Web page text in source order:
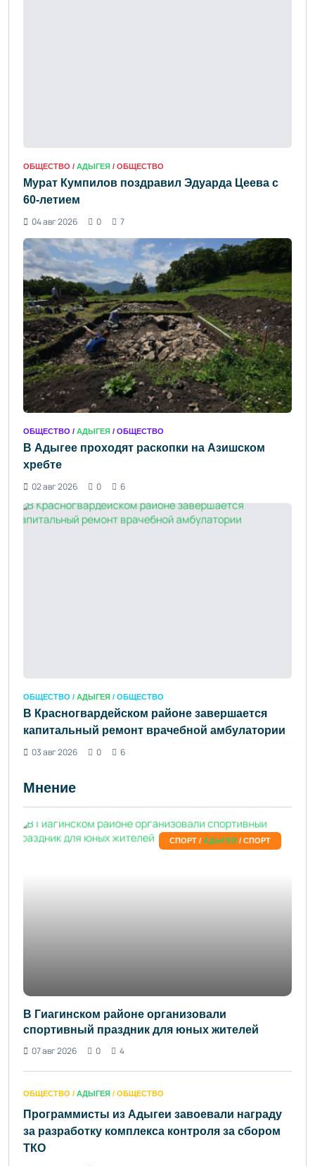
ОБЩЕСТВО / АДЫГЕЯ / ОБЩЕСТВО
Мурат Кумпилов поздравил Эдуарда Цеева с
60-летием
04 авг 2026
0 7
ОБЩЕСТВО / АДЫГЕЯ / ОБЩЕСТВО
В Адыгее проходят раскопки на Азишском
хребте
02 авг 2026
0 6
ОБЩЕСТВО / АДЫГЕЯ / ОБЩЕСТВО
В Красногвардейском районе завершается
капитальный ремонт врачебной амбулатории
03 авг 2026
0 6
Мнение
СПОРТ / АДЫГЕЯ / СПОРТ
В Гиагинском районе организовали
спортивный праздник для юных жителей
07 авг 2026
0 4
ОБЩЕСТВО / АДЫГЕЯ / ОБЩЕСТВО
Программисты из Адыгеи завоевали награду
за разработку комплекса контроля за сбором
ТКО